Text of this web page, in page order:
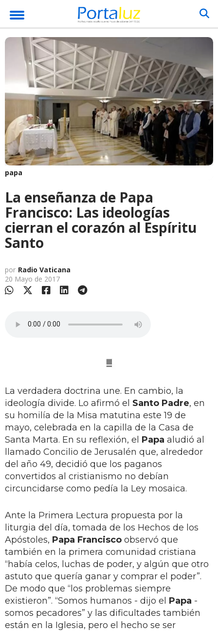
papa
La enseñanza de Papa
Francisco: Las ideologías
cierran el corazón al Espíritu
Santo
por Radio Vaticana
20 Mayo de 2017
La verdadera doctrina une. En cambio, la
ideología divide. Lo afirmó el Santo Padre, en
su homilía de la Misa matutina este 19 de
mayo, celebrada en la capilla de la Casa de
Santa Marta. En su reflexión, el Papa aludió al
llamado Concilio de Jerusalén que, alrededor
del año 49, decidió que los paganos
convertidos al cristianismo no debían
circuncidarse como pedía la Ley mosaica.
Ante la Primera Lectura propuesta por la
liturgia del día, tomada de los Hechos de los
Apóstoles, Papa Francisco observó que
también en la primera comunidad cristiana
“había celos, luchas de poder, y algún que otro
astuto que quería ganar y comprar el poder”.
De modo que “los problemas siempre
existieron”. “Somos humanos - dijo el Papa -
somos pecadores” y las dificultades también
están en la Iglesia, pero el hecho se ser